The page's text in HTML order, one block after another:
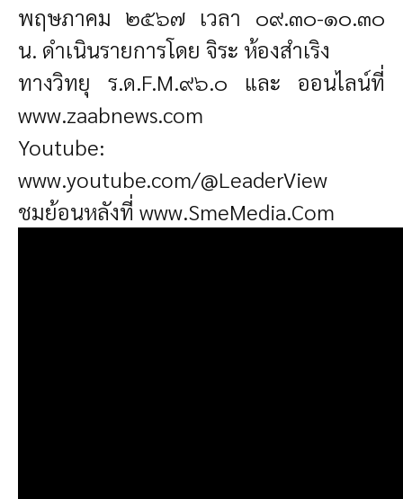
พฤษภาคม ๒๕๖๗ เวลา ๐๙.๓๐-๑๐.๓๐
น. ดำเนินรายการโดย จิระ ห้องสำเริง
ทางวิทยุ ร.ด.F.M.๙๖.๐ และ ออนไลน์ที่
www.zaabnews.com
Youtube:
www.youtube.com/@LeaderView
ชมย้อนหลังที่ www.SmeMedia.Com